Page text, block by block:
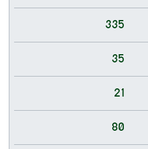
335
35
21
80